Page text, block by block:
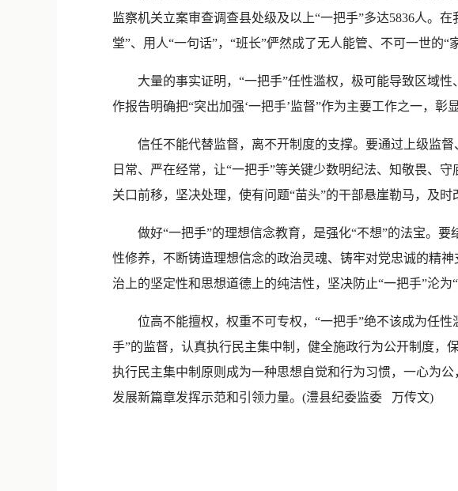
监察机关立案审查调查县处级及以上“一把手”多达5836人。
堂”、用人“一句话”，“班长”俨然成了无人能管、不可一世的
大量的事实证明，“一把手”任性滥权，极可能导致区域性
作报告明确把“突出加强‘一把手’监督”作为主要工作之一，彰
信任不能代替监督，离不开制度的支撑。要通过上级监督
日常、严在经常，让“一把手”等关键少数明纪法、知敬畏、
关口前移，坚决处理，使有问题“苗头”的干部悬崖勒马，及时
做好“一把手”的理想信念教育，是强化“不想”的法宝。要
性修养，不断铸造理想信念的政治灵魂、铸牢对党忠诚的精
治上的坚定性和思想道德上的纯洁性，坚决防止“一把手”沦为“
位高不能擅权，权重不可专权，“一把手”绝不该成为任性
手”的监督，认真执行民主集中制，健全施政行为公开制度，
执行民主集中制原则成为一种思想自觉和行为习惯，一心为
发展新篇章发挥示范和引领力量。(澧县纪委监委 万传文)